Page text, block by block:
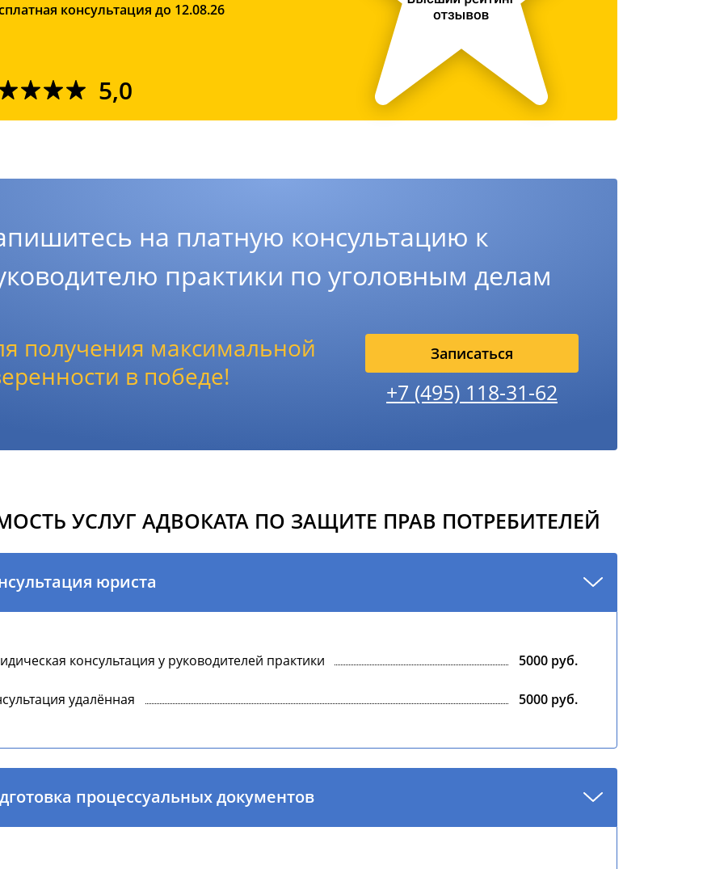
консультация до 12.08.26
5,0
на платную консультацию к
практики по уголовным делам
получения максимальной
в победе!
Записаться
+7 (495) 118-31-62
УСЛУГ АДВОКАТА ПО ЗАЩИТЕ ПРАВ ПОТРЕБИТЕЛЕЙ
юриста
консультация у руководителей практики 5000 руб.
удалённая 5000 руб.
процессуальных документов